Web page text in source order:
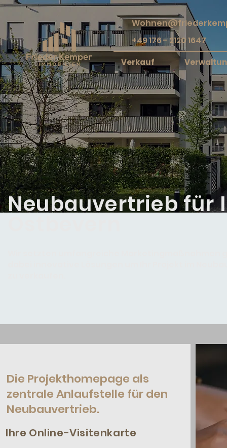
+49 176 - 2120 1647
Verkauf
Neubauvertrieb für
Die Projekthomepage als
zentrale Anlaufstelle für den
Neubauvertrieb.
Ihre Online-Visitenkarte